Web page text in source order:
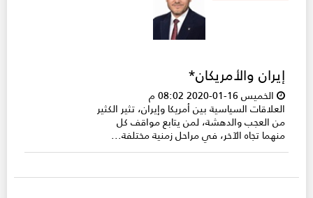
إيران والأمريكان*
الخميس 16-01-2020 08:02 م
العلاقات السياسية بين أمريكا وإيران، تثير الكثير
من العجب والدهشة، لمن يتابع مواقف كل
منهما تجاه الآخر، في مراحل زمنية مختلفة...